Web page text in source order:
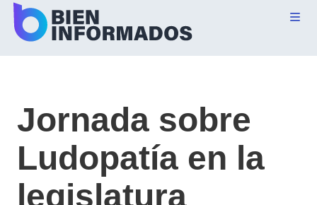
Jornada sobre
Ludopatía en la
legislatura